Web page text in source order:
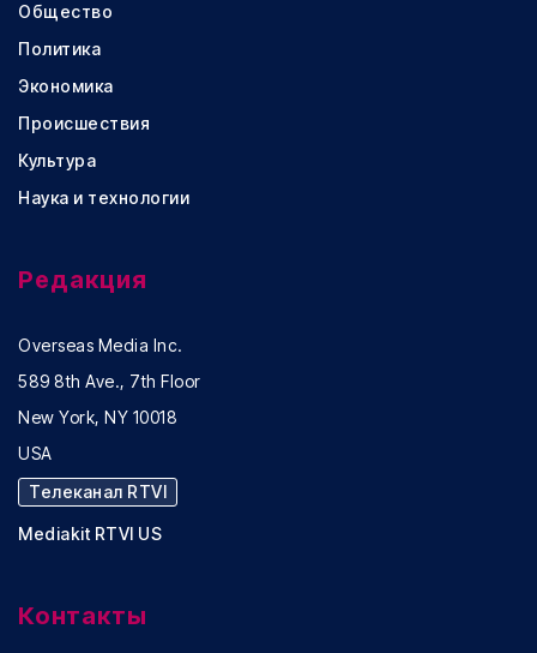
Общество
Политика
Экономика
Происшествия
Культура
Наука и технологии
Редакция
Overseas Media Inc.
589 8th Ave., 7th Floor
New York, NY 10018
USA
Телеканал RTVI
Mediakit RTVI US
Контакты